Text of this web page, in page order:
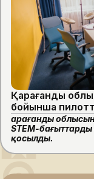
Қарағанды
бойынша
Қарағанды
STEM-бағыттарды
қосылды.